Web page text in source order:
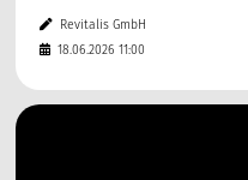
Revitalis GmbH
18.06.2026 11:00